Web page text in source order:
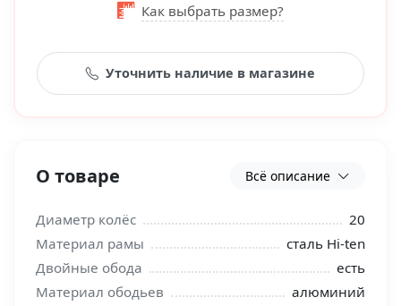
О товаре Всё описание
Диаметр колёс
20
Материал рамы
сталь Hi-ten
Двойные обода
есть
Материал ободьев
алюминий
Как выбрать размер?
Уточнить наличие в магазине